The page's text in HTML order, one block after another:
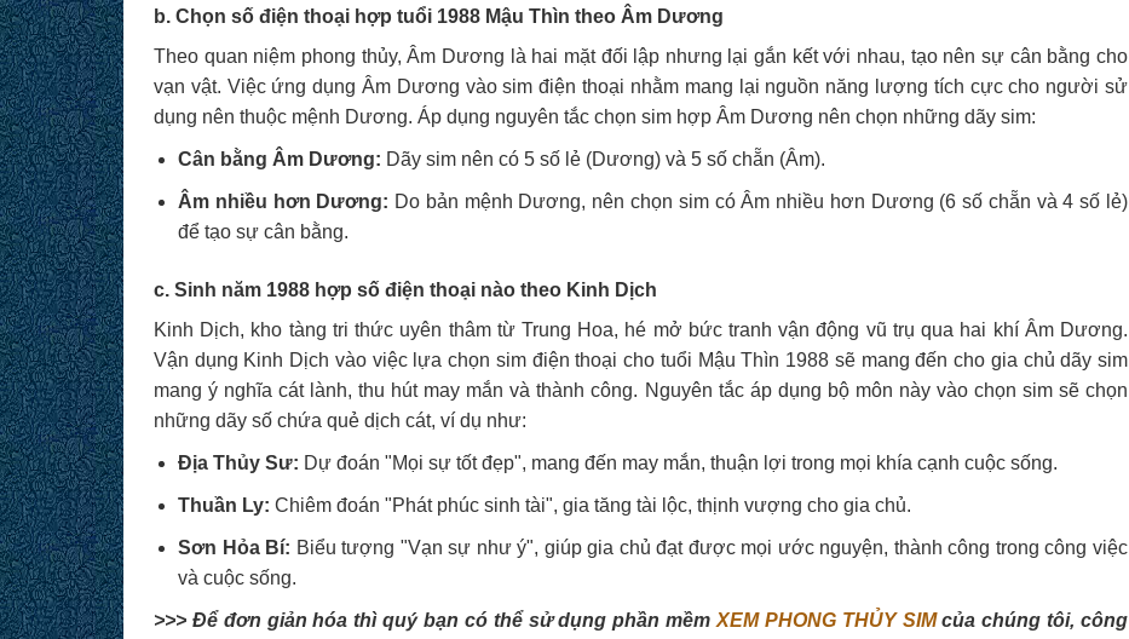
b. Chọn số điện thoại hợp tuổi 1988 Mậu Thìn theo Âm Dương
Theo quan niệm phong thủy, Âm Dương là hai mặt đối lập nhưng lại gắn kết với nhau, tạo nên sự cân bằng cho
vạn vật. Việc ứng dụng Âm Dương vào sim điện thoại nhằm mang lại nguồn năng lượng tích cực cho người sử
dụng nên thuộc mệnh Dương. Áp dụng nguyên tắc chọn sim hợp Âm Dương nên chọn những dãy sim:
Cân bằng Âm Dương: Dãy sim nên có 5 số lẻ (Dương) và 5 số chẵn (Âm).
Âm nhiều hơn Dương: Do bản mệnh Dương, nên chọn sim có Âm nhiều hơn Dương (6 số chẵn và 4 số lẻ)
để tạo sự cân bằng.
c. Sinh năm 1988 hợp số điện thoại nào theo Kinh Dịch
Kinh Dịch, kho tàng tri thức uyên thâm từ Trung Hoa, hé mở bức tranh vận động vũ trụ qua hai khí Âm Dương.
Vận dụng Kinh Dịch vào việc lựa chọn sim điện thoại cho tuổi Mậu Thìn 1988 sẽ mang đến cho gia chủ dãy sim
mang ý nghĩa cát lành, thu hút may mắn và thành công. Nguyên tắc áp dụng bộ môn này vào chọn sim sẽ chọn
những dãy số chứa quẻ dịch cát, ví dụ như:
Địa Thủy Sư: Dự đoán "Mọi sự tốt đẹp", mang đến may mắn, thuận lợi trong mọi khía cạnh cuộc sống.
Thuần Ly: Chiêm đoán "Phát phúc sinh tài", gia tăng tài lộc, thịnh vượng cho gia chủ.
Sơn Hỏa Bí: Biểu tượng "Vạn sự như ý", giúp gia chủ đạt được mọi ước nguyện, thành công trong công việc
và cuộc sống.
>>> Để đơn giản hóa thì quý bạn có thể sử dụng phần mềm XEM PHONG THỦY SIMcủa chúng tôi, công